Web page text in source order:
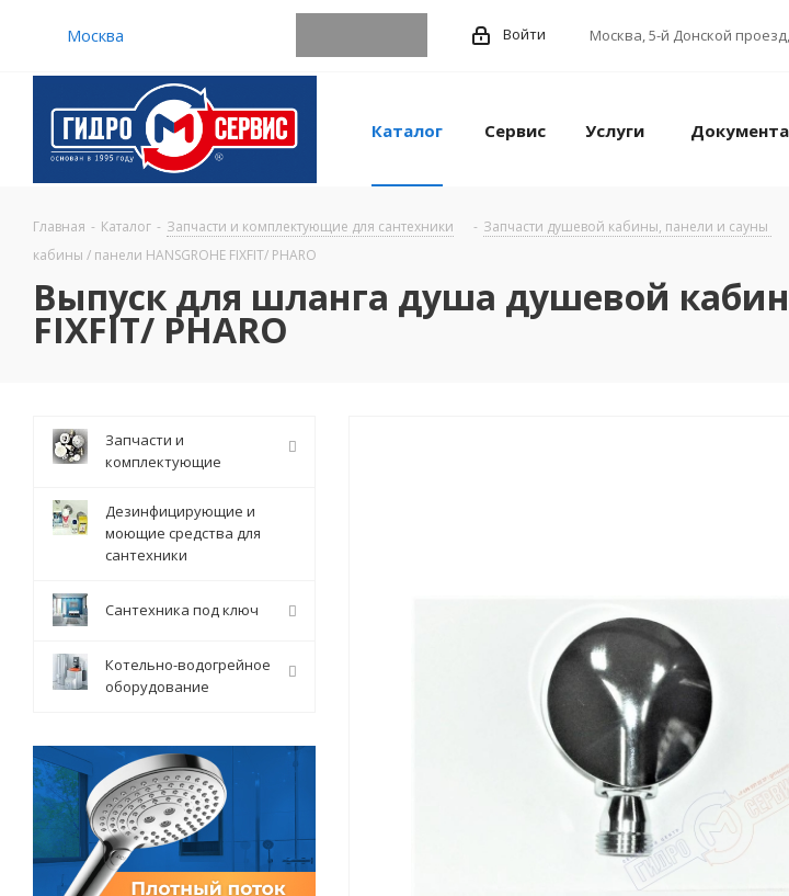
Москва Войти Москва,5-й Донской
Каталог Сервис Услуги
Главная - Каталог - Запчасти и комплектующие для сантехники - Запчасти душевой кабины, панели и сауны
кабины / панели HANSGROHE FIXFIT/ PHARO
Выпуск для шланга душа душевой
FIXFIT/ PHARO
Запчасти и
комплектующие
Дезинфицирующие и
моющие средства для
сантехники
Сантехника под ключ
Котельно-водогрейное
оборудование